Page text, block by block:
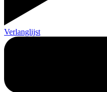
Verlanglijst